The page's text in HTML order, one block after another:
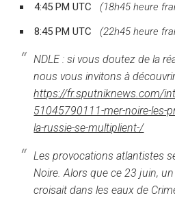
4:45 PM UTC(18h45 heure
8:45 PM UTC
(22h45 heure
NDLE : si vous doutez de la
nous vous invitons à
https://fr.sputniknews.com/
51045790111-mer-noire-les-
la-russie-se-multiplient-/
Les provocations atlantistes
Noire. Alors que ce 23 juin,
croisait dans les eaux de